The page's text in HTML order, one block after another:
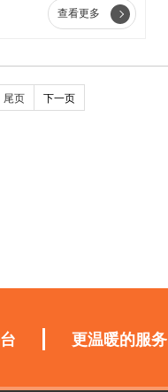
查看更多
尾页 下一页
更温暖的服务